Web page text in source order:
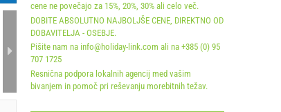
cene ne povečajo za 15%, 20%, 30% ali celo več.
DOBITE ABSOLUTNO NAJBOLJŠE CENE, DIREKTNO OD
DOBAVITELJA - OSEBJE.
Pišite nam na info@holiday-link.com ali na +385 (0) 95
707 1725
Resnična podpora lokalnih agencij med vašim
bivanjem in pomoč pri reševanju morebitnih težav.